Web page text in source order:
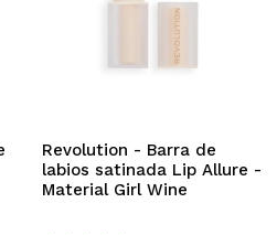
Revolution - Barra de
labios satinada Lip Allure -
Material Girl Wine